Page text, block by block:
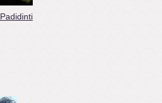
Padidinti